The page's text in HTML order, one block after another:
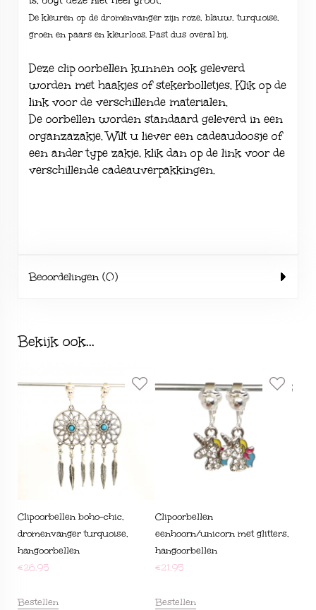
De kleuren op de dromenvanger zijn roze, blauw, turquoise,
groen en paars en kleurloos. Past dus overal bij.
Deze clip oorbellen kunnen ook geleverd
worden met haakjes of stekerbolletjes. Klik op de
link voor de verschillende materialen.
De oorbellen worden standaard geleverd in een
organzazakje. Wilt u liever een cadeaudoosje of
een ander type zakje, klik dan op de link voor de
verschillende cadeauverpakkingen.
Beoordelingen (0)
Bekijk ook...
Clipoorbellen boho-chic,
dromenvanger turquoise,
hangoorbellen
€26,95
Bestellen
Clipoorbellen
eenhoorn/unicorn met glitters,
hangoorbellen
€21,95
Bestellen